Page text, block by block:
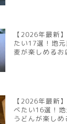
【2026年最新
たい17選！地
麦が楽しめるお
【2026年最新
べたい16選！
うどんが楽しめ